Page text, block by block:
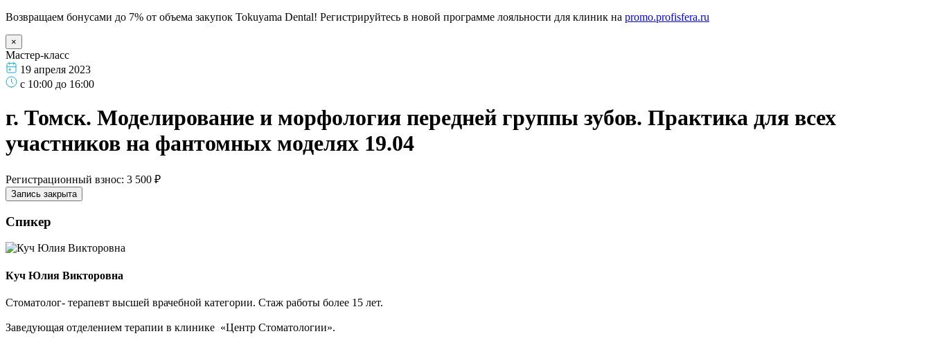
Возвращаем бонусами до 7% от объема закупок Tokuyama Dental! Регистрируйтесь в новой программе лояльности для клиник на promo.profisfera.ru
×
Мастер-класс
19 апреля 2023
с 10:00 до 16:00
г. Томск. Моделирование и морфология передней группы зубов. Практика для всех
участников на фантомных моделях 19.04
Регистрационный взнос: 3 500 ₽
Запись закрыта
Спикер
Куч Юлия Викторовна
Стоматолог- терапевт высшей врачебной категории. Стаж работы более 15 лет.
Заведующая отделением терапии в клинике «Центр Стоматологии».